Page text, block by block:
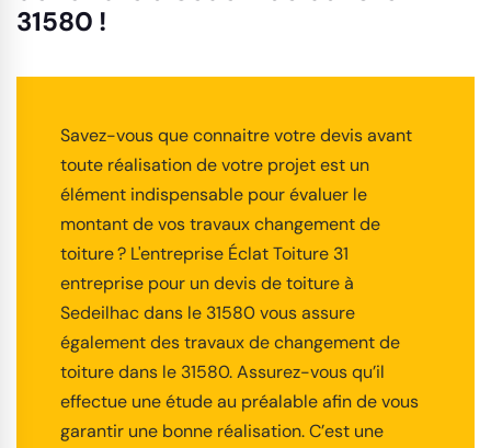
31580 !
Savez-vous que connaitre votre devis avant
toute réalisation de votre projet est un
élément indispensable pour évaluer le
montant de vos travaux changement de
toiture ? L'entreprise Éclat Toiture 31
entreprise pour un devis de toiture à
Sedeilhac dans le 31580 vous assure
également des travaux de changement de
toiture dans le 31580. Assurez-vous qu’il
effectue une étude au préalable afin de vous
garantir une bonne réalisation. C’est une